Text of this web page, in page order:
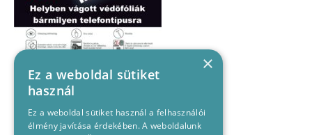
×
Ez a weboldal sütiket
használ
Ez a weboldal sütiket használ a felhasználói
élmény javítása érdekében. A weboldalunk